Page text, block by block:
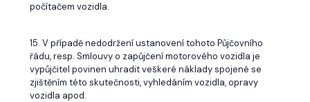
počítačem vozidla.
15. V případě nedodržení ustanovení tohoto Půjčovního
řádu, resp. Smlouvy o zapůjčení motorového vozidla je
vypůjčitel povinen uhradit veškeré náklady spojené se
zjištěním této skutečnosti, vyhledáním vozidla, opravy
vozidla apod.